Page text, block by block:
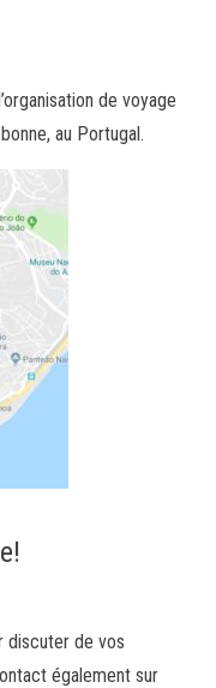
de voyage
au Portugal.
discuter de vos
également sur